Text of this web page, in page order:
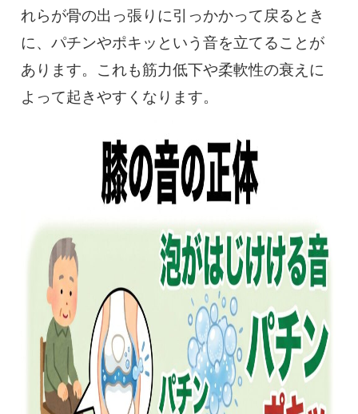
れらが骨の出っ張りに引っかかって戻るとき
に、パチンやポキッという音を立てることが
あります。これも筋力低下や柔軟性の衰えに
よって起きやすくなります。